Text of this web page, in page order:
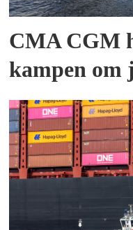
CMA CGM
kampen om